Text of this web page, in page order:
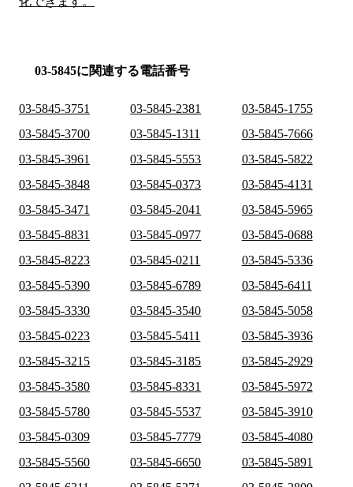
03-5845に関連する電話番号
03-5845-3751 03-5845-2381
03-5845-1755
03-5845-3700
03-5845-1311
03-5845-7666
03-5845-3961
03-5845-5553
03-5845-5822
03-5845-3848
03-5845-0373
03-5845-4131
03-5845-3471
03-5845-2041
03-5845-5965
03-5845-8831
03-5845-0977
03-5845-0688
03-5845-8223
03-5845-0211
03-5845-5336
03-5845-5390
03-5845-6789
03-5845-6411
03-5845-3330
03-5845-3540
03-5845-5058
03-5845-0223
03-5845-5411
03-5845-3936
03-5845-3215
03-5845-3185
03-5845-2929
03-5845-3580
03-5845-8331
03-5845-5972
03-5845-5780
03-5845-5537
03-5845-3910
03-5845-0309
03-5845-7779
03-5845-4080
03-5845-5560
03-5845-6650
03-5845-5891